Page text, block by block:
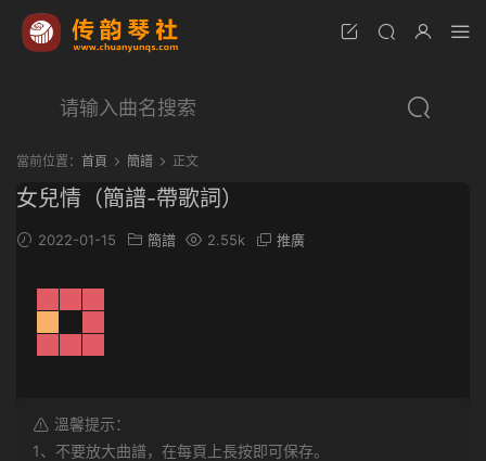
當前位置： 首頁 簡譜 正文
女兒情（簡譜-帶歌詞）
2022-01-15 簡譜 2.55k 推廣
溫馨提示：
1、不要放大曲譜，在每頁上長按即可保存。